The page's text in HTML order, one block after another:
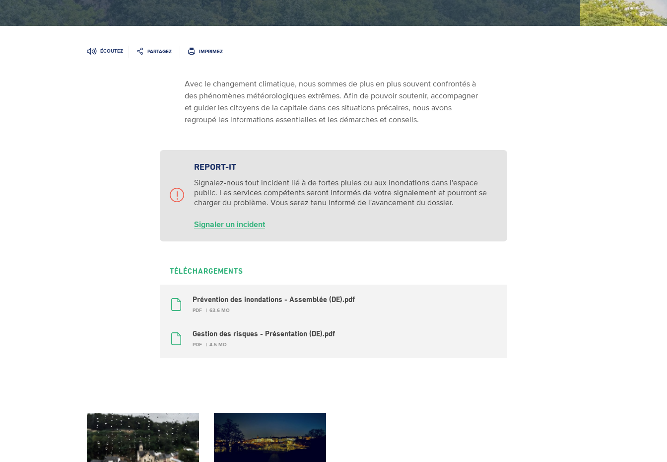
ÉCOUTEZ PARTAGEZ IMPRIMEZ
Avec le changement climatique, nous sommes de plus en plus souvent confrontés à
des phénomènes météorologiques extrêmes. Afin de pouvoir soutenir, accompagner
et guider les citoyens de la capitale dans ces situations précaires, nous avons
regroupé les informations essentielles et les démarches et conseils.
REPORT-IT
Signalez-nous tout incident lié à de fortes pluies ou aux inondations dans l'espace
public. Les services compétents seront informés de votre signalement et pourront se
charger du problème. Vous serez tenu informé de l'avancement du dossier.
Signaler un incident
TÉLÉCHARGEMENTS
Prévention des inondations - Assemblée (DE).pdf
PDF 63.6 MO
Gestion des risques - Présentation (DE).pdf
PDF 4.5 MO